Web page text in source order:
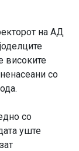
на АД
високите
со
со
уште